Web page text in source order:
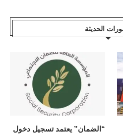
الحديثة
“الضمان” يعتمد تسجيل دخول